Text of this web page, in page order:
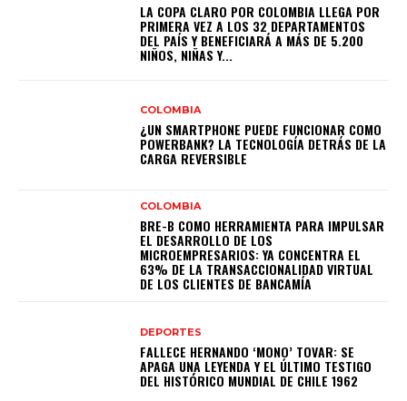
LA COPA CLARO POR COLOMBIA LLEGA POR
PRIMERA VEZ A LOS 32 DEPARTAMENTOS
DEL PAÍS Y BENEFICIARÁ A MÁS DE 5.200
NIÑOS, NIÑAS Y...
COLOMBIA
¿UN SMARTPHONE PUEDE FUNCIONAR COMO
POWERBANK? LA TECNOLOGÍA DETRÁS DE LA
CARGA REVERSIBLE
COLOMBIA
BRE-B COMO HERRAMIENTA PARA IMPULSAR
EL DESARROLLO DE LOS
MICROEMPRESARIOS: YA CONCENTRA EL
63% DE LA TRANSACCIONALIDAD VIRTUAL
DE LOS CLIENTES DE BANCAMÍA
DEPORTES
FALLECE HERNANDO ‘MONO’ TOVAR: SE
APAGA UNA LEYENDA Y EL ÚLTIMO TESTIGO
DEL HISTÓRICO MUNDIAL DE CHILE 1962